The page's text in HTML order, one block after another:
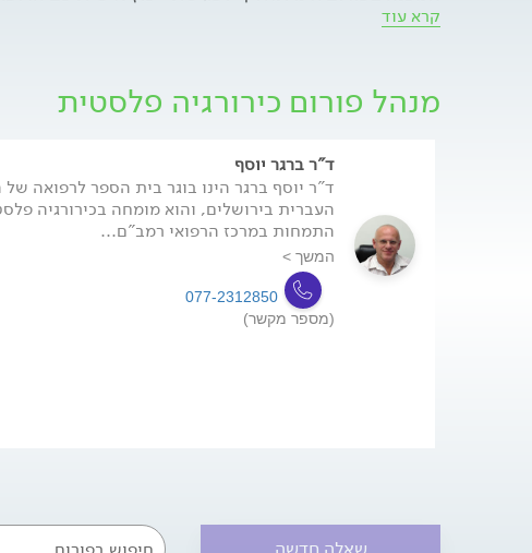
המכילות פרסום או השמצה של רופאים אחרים או גופים
ימחקו מהפורום.
קרא עוד
מנהל פורום כירורגיה פלסטית
ד"ר ברגר יוסף
ד"ר יוסף ברגר הינו בוגר בית הספר לרפואה
התמחות במרכז הרפואי רמב"ם...
המשך >
077-2312850
(מספר מקשר)